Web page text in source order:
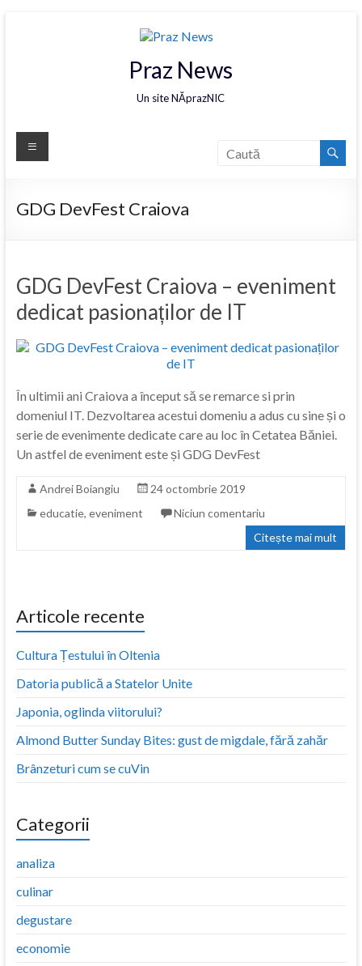
Praz News
Un site NĂprazNIC
GDG DevFest Craiova
GDG DevFest Craiova – eveniment
dedicat pasionaților de IT
În ultimii ani Craiova a început să se remarce si prin
domeniul IT. Dezvoltarea acestui domeniu a adus cu sine și o
serie de evenimente dedicate care au loc în Cetatea Băniei.
Un astfel de eveniment este și GDG DevFest
Andrei Boiangiu
24 octombrie 2019
educatie, eveniment
Niciun comentariu
Citește mai mult
Articole recente
Cultura Țestului în Oltenia
Datoria publică a Statelor Unite
Japonia, oglinda viitorului?
Almond Butter Sunday Bites: gust de migdale, fără zahăr
Brânzeturi cum se cuVin
Categorii
analiza
culinar
degustare
economie